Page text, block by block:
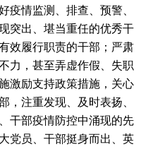
情监测、排查、预警、
突出、堪当重任的优秀干
效履行职责的干部；严肃
力，甚至弄虚作假、失职
激励支持政策措施，关心
注重发现、及时表扬、
干部疫情防控中涌现的先
党员、干部挺身而出、英